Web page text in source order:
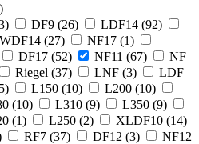
)
) DF9 (26) LDF14 (92)
WDF14 (27) NF17 (1)
DF17 (52) NF11 (67)
NF
Riegel (37) LNF (3)
LDF
) L150 (10) L200 (10)
(10) L310 (9) L350 (9)
(1) L250 (2) XLDF10 (14)
RF7 (37) DF12 (3)
NF12